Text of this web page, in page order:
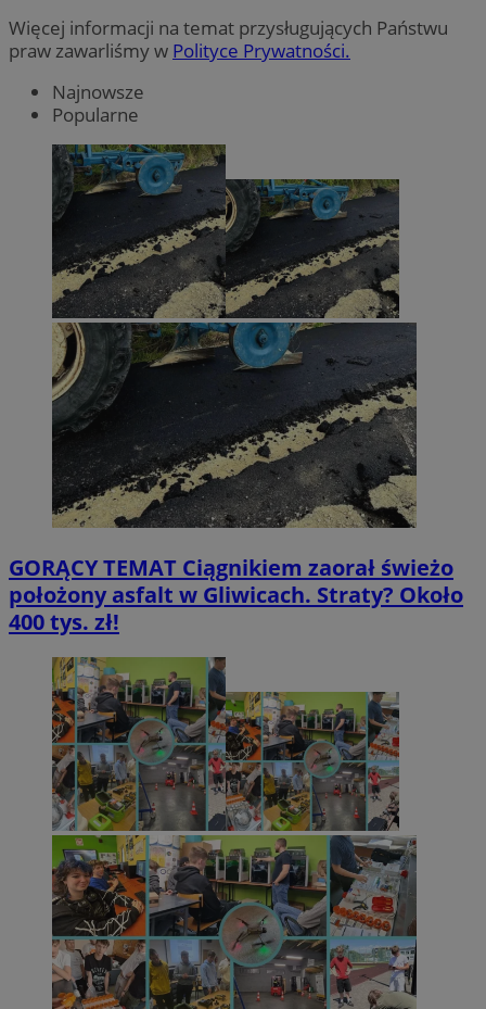
Więcej informacji na temat przysługujących Państwu
praw zawarliśmy w Polityce Prywatności.
Najnowsze
Popularne
GORĄCY TEMAT Ciągnikiem zaorał świeżo
położony asfalt w Gliwicach. Straty? Około
400 tys. zł!